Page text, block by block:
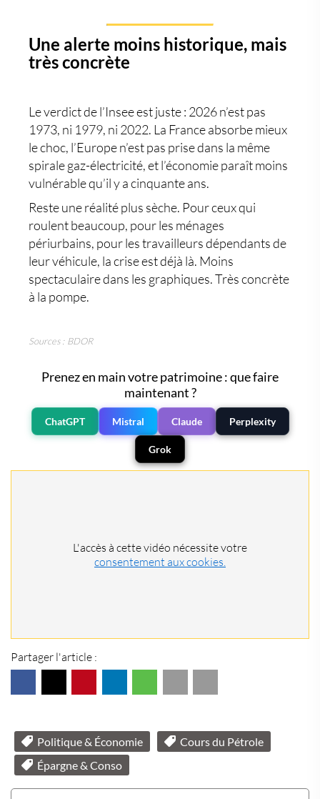
Une alerte moins historique, mais
très concrète
Le verdict de l’Insee est juste : 2026 n’est pas
1973, ni 1979, ni 2022. La France absorbe mieux
le choc, l’Europe n’est pas prise dans la même
spirale gaz-électricité, et l’économie paraît moins
vulnérable qu’il y a cinquante ans.
Reste une réalité plus sèche. Pour ceux qui
roulent beaucoup, pour les ménages
périurbains, pour les travailleurs dépendants de
leur véhicule, la crise est déjà là. Moins
spectaculaire dans les graphiques. Très concrète
à la pompe.
Sources : BDOR
Prenez en main votre patrimoine : que faire
maintenant ?
ChatGPT Mistral Claude Perplexity
Grok
L'accès à cette vidéo nécessite votre
consentement aux cookies.
Partager l'article :
Politique & Économie
Cours du Pétrole
Épargne & Conso